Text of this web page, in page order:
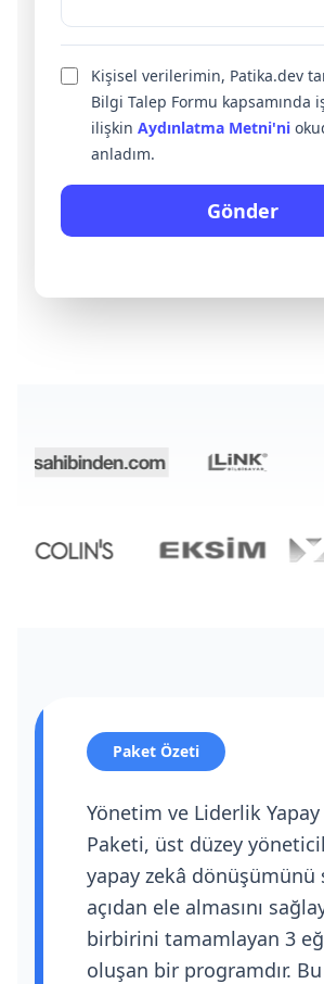
Kişisel verilerimin, Patika.dev
Bilgi Talep Formu kapsamında
ilişkin Aydınlatma Metni'ni
anladım.
Gönder
Paket Özeti
Yönetim ve Liderlik Yapay
Paketi, üst düzey
yapay zekâ
açıdan ele almasını
birbirini tamamlayan 3
oluşan bir programdır.